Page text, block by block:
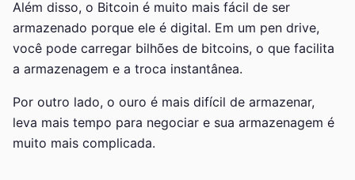
Além disso, o Bitcoin é muito mais fácil de ser
armazenado porque ele é digital. Em um pen drive,
você pode carregar bilhões de bitcoins, o que facilita
a armazenagem e a troca instantânea.
Por outro lado, o ouro é mais difícil de armazenar,
leva mais tempo para negociar e sua armazenagem é
muito mais complicada.